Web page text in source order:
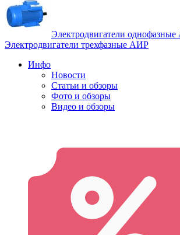
Электродвигатели
Электродвигатели трехфазные АИР
Инфо
Новости
Статьи и обзоры
Фото и обзоры
Видео и обзоры